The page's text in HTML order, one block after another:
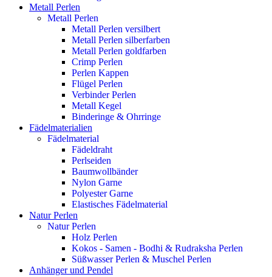
Metall Perlen
Metall Perlen
Metall Perlen versilbert
Metall Perlen silberfarben
Metall Perlen goldfarben
Crimp Perlen
Perlen Kappen
Flügel Perlen
Verbinder Perlen
Metall Kegel
Binderinge & Ohrringe
Fädelmaterialien
Fädelmaterial
Fädeldraht
Perlseiden
Baumwollbänder
Nylon Garne
Polyester Garne
Elastisches Fädelmaterial
Natur Perlen
Natur Perlen
Holz Perlen
Kokos - Samen - Bodhi & Rudraksha Perlen
Süßwasser Perlen & Muschel Perlen
Anhänger und Pendel